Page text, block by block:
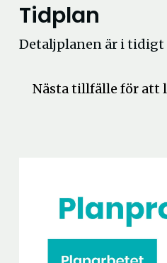
Tidplan
Detaljplanen är i tidigt
Nästa tillfälle för att